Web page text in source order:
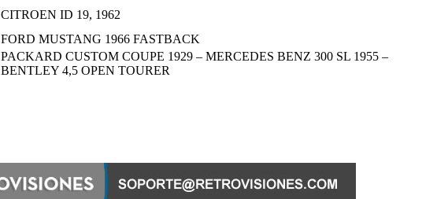
CITROEN ID 19, 1962
FORD MUSTANG 1966 FASTBACK
PACKARD CUSTOM COUPE 1929 – MERCEDES BENZ 300 SL 1955 –
BENTLEY 4,5 OPEN TOURER